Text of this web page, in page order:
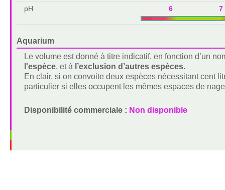
pH 6 7
Aquarium
Le volume est donné à titre indicatif, en fonction d’un
l'espèce, et à l’exclusion d’autres espèces.
En clair, si on convoite deux espèces nécessitant cent
particulier si elles occupent les mêmes espaces de
Disponibilité commerciale : Non disponible